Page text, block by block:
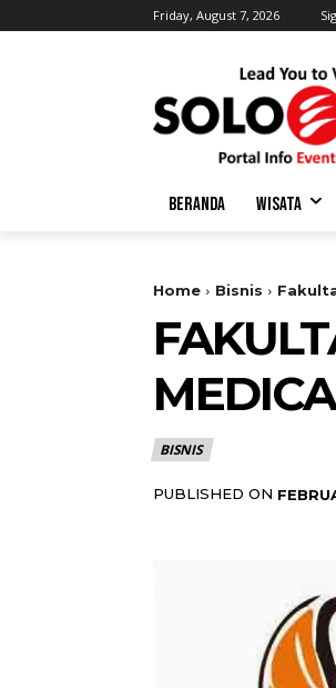
Friday, August 7, 2026
BERANDA WISATA
Home Bisnis
BISNIS
PUBLISHED ON